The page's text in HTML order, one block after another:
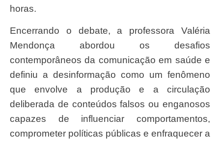
horas.
Encerrando o debate, a professora Valéria
Mendonça abordou os desafios
contemporâneos da comunicação em saúde e
definiu a desinformação como um fenômeno
que envolve a produção e a circulação
deliberada de conteúdos falsos ou enganosos
capazes de influenciar comportamentos,
comprometer políticas públicas e enfraquecer a